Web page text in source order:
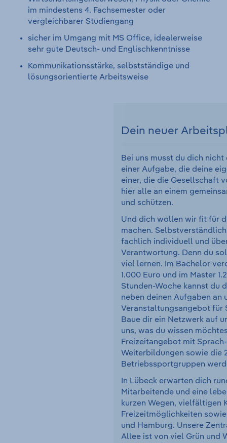
im mindestens 4. Fachsemester oder
vergleichbarer Studiengang
sicher im Umgang mit MS Office, idealerweise
sehr gute Deutsch- und Englischkenntnisse
Kommunikationsstärke, selbstständige und
lösungsorientierte Arbeitsweise
Dein neuer
Bei uns musst du dich
einer Aufgabe, die deine
einer, die die Gesellschaft
hier alle an einem
und schützen.
Und dich wollen wir fit für
machen.
fachlich individuell und
Verantwortung. Denn du
viel lernen. Im Bachelor
1.000 Euro und im Master
Stunden-Woche kannst du
neben deinen Aufgaben an
Veranstaltungsangebot für
Baue dir ein Netzwerk auf
uns, was du wissen
Freizeitangebot mit
Weiterbildungen sowie die
Betriebssportgruppen
In Lübeck erwarten dich
Mitarbeitende und eine
kurzen Wegen, vielfältigen
Freizeitmöglichkeiten
und Hamburg. Unsere
Allee ist von viel Grün und